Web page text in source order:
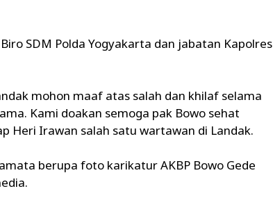
SDM Polda Yogyakarta dan jabatan Kapolres
mohon maaf atas salah dan khilaf selama
Kami doakan semoga pak Bowo sehat
Heri Irawan salah satu wartawan di Landak.
berupa foto karikatur AKBP Bowo Gede